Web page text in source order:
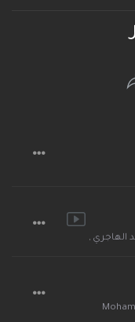
الهاجري ,